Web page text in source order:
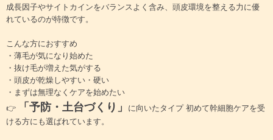
成長因子やサイトカインをバランスよく含み、頭皮環境を整える力に優
れているのが特徴です。
こんな方におすすめ
・薄毛が気になり始めた
・抜け毛が増えた気がする
・頭皮が乾燥しやすい・硬い
・まずは無理なくケアを始めたい
👉
「予防・土台づくり」
に向いたタイプ 初めて幹細胞ケアを受
ける方にも選ばれています。